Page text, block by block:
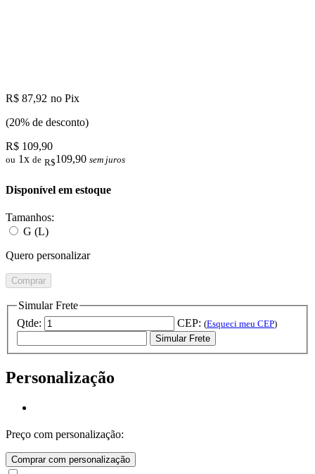
R$ 87,92 no Pix
(20% de desconto)
R$ 109,90
ou 1x de R$109,90 sem juros
Disponível em estoque
Tamanhos:
G (L)
Quero personalizar
Comprar
Simular Frete
Qtde:
CEP: (Esqueci meu CEP)
Simular Frete
Personalização
Preço com personalização:
Comprar com personalização